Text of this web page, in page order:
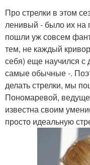
Про стрелки в этом
ленивый - было их на
пошли уж совсем
тем, не каждый
себя) еще научился с
самые обычные -.
делать стрелки, мы
Пономаревой,
известна своим
просто идеальную